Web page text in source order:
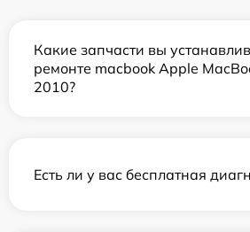
Какие запчасти вы
ремонте macbook Apple
2010?
Есть ли у вас бесплатная